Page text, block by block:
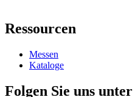
Ressourcen
Messen
Kataloge
Folgen Sie uns unter